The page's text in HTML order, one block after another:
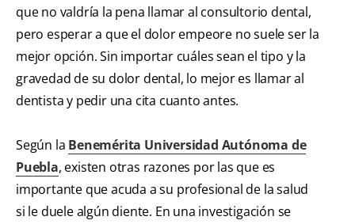
que no valdría la pena llamar al consultorio dental,
pero esperar a que el dolor empeore no suele ser la
mejor opción. Sin importar cuáles sean el tipo y la
gravedad de su dolor dental, lo mejor es llamar al
dentista y pedir una cita cuanto antes.
Según la Benemérita Universidad Autónoma de
Puebla, existen otras razones por las que es
importante que acuda a su profesional de la salud
si le duele algún diente. En una investigación se